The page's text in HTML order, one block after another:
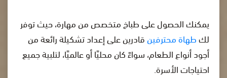
يمكنك الحصول على طباخ متخصص من مهارة، حيث توفر
لكطهاة محترفينقادرين على إعداد تشكيلة رائعة من
أجود أنواع الطعام، سواءً كان محليًا أو عالميًا، لتلبية جميع
احتياجات الأسرة.